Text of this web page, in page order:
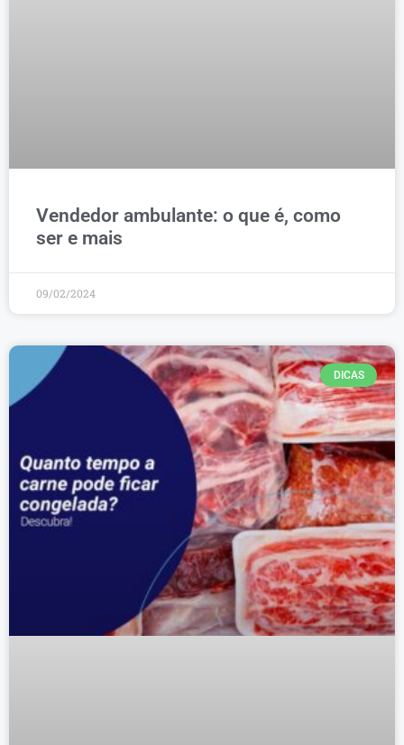
Vendedor ambulante: o que é, como
ser e mais
09/02/2024
DICAS